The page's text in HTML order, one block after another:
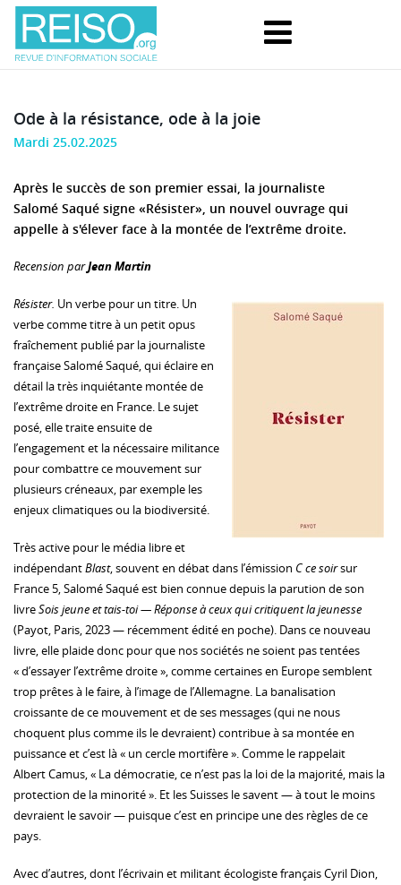
Ode à la résistance, ode à la joie
Mardi 25.02.2025
Après le succès de son premier essai, la journaliste
Salomé Saqué signe «Résister», un nouvel ouvrage qui
appelle à s'élever face à la montée de l’extrême droite.
Recension parJean Martin
Résister. Un verbe pour un titre. Un
verbe comme titre à un petit opus
fraîchement publié par la journaliste
française Salomé Saqué, qui éclaire en
détail la très inquiétante montée de
l’extrême droite en France. Le sujet
posé, elle traite ensuite de
l’engagement et la nécessaire militance
pour combattre ce mouvement sur
plusieurs créneaux, par exemple les
enjeux climatiques ou la biodiversité.
Très active pour le média libre et
indépendantBlast, souvent en débat dans l’émission C ce soirsur
France 5, Salomé Saqué est bien connue depuis la parution de son
livreSois jeune et tais-toi — Réponse à ceux qui critiquent la jeunesse
(Payot, Paris, 2023 — récemment édité en poche). Dans ce nouveau
livre, elle plaide donc pour que nos sociétés ne soient pas tentées
« d’essayer l’extrême droite », comme certaines en Europe semblent
trop prêtes à le faire, à l’image de l’Allemagne. La banalisation
croissante de ce mouvement et de ses messages (qui ne nous
choquent plus comme ils le devraient) contribue à sa montée en
puissance et c’est là « un cercle mortifère ». Comme le rappelait
Albert Camus, « La démocratie, ce n’est pas la loi de la majorité, mais la
protection de la minorité ». Et les Suisses le savent — à tout le moins
devraient le savoir — puisque c’est en principe une des règles de ce
pays.
Avec d’autres, dont l’écrivain et militant écologiste français Cyril Dion,